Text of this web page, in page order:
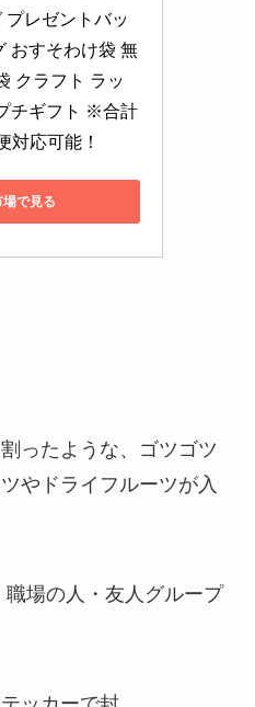
プレゼントバッ
おすそわけ袋 無
クラフト ラッ
チギフト ※合計
対応可能！
で見る
ったような、ゴツゴツ
やドライフルーツが入
職場の人・友人グループ